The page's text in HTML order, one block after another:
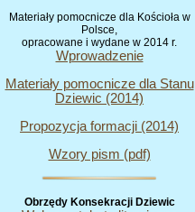
Materiały pomocnicze dla Kościoła w
Polsce,
opracowane i wydane w 2014 r.
Wprowadzenie
Materiały pomocnicze dla Stanu
Dziewic (2014)
Propozycja formacji (2014)
Wzory pism (pdf)
Obrzędy Konsekracji Dziewic